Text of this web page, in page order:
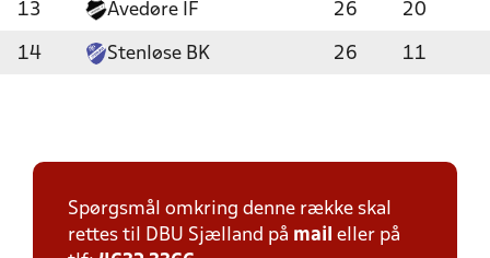
13 Avedøre IF 26 20
14 Stenløse BK 26 11
Spørgsmål omkring denne række skal
rettes til DBU Sjælland på mail eller på